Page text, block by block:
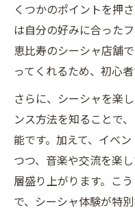
くつかのポイントを押
は自分の好みに合った
恵比寿のシーシャ店舗
ってくれるため、初心
さらに、シーシャを楽
ンス方法を知ることで
能です。加えて、イベ
つつ、音楽や交流を楽
層盛り上がります。こ
で、シーシャ体験が特